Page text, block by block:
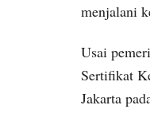
menjalani
Usai
Sertifikat
Jakarta